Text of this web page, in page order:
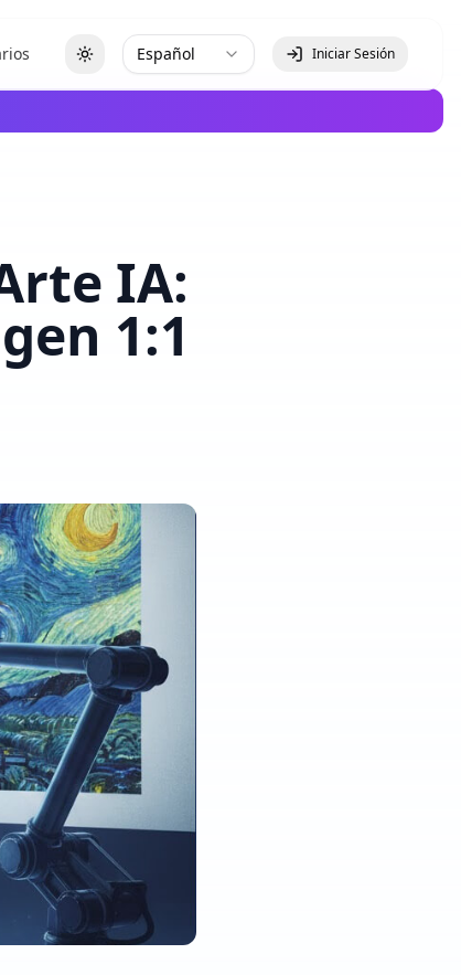
Toggle theme
Español Iniciar Sesión
IA:
1:1